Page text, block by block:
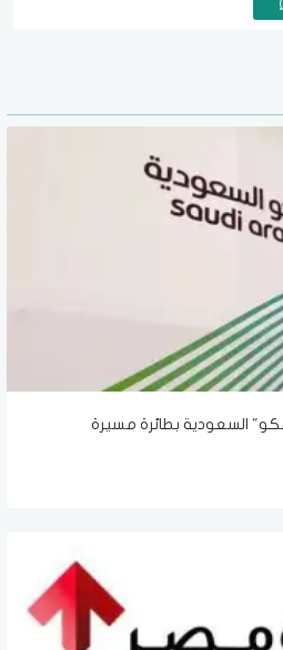
السعودية بطائرة مسيرة